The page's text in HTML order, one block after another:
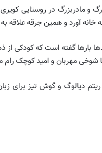
و مادربزرگ در روستایی
خانه آورد و همین جرقه علاقه
بارها گفته است که کودکی
مهربان و امید کوچک
دیالوگ و گوش تیز برای